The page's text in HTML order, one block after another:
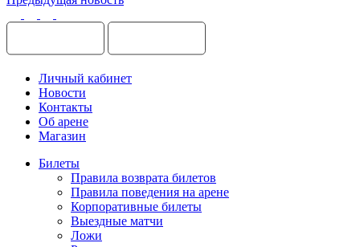
Личный кабинет
Новости
Контакты
Об арене
Магазин
Билеты
Правила возврата билетов
Правила поведения на арене
Корпоративные билеты
Выездные матчи
Ложи